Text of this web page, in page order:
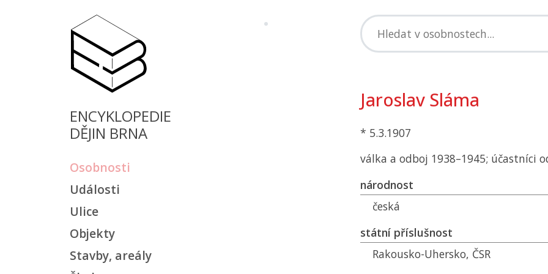
ENCYKLOPEDIE
DĚJIN BRNA
Osobnosti
Události
Ulice
Objekty
Stavby, areály
Jaroslav Sláma
* 5.3.1907
válka a odboj 1938–1945; účastníci
národnost
česká
státní příslušnost
Rakousko-Uhersko, ČSR